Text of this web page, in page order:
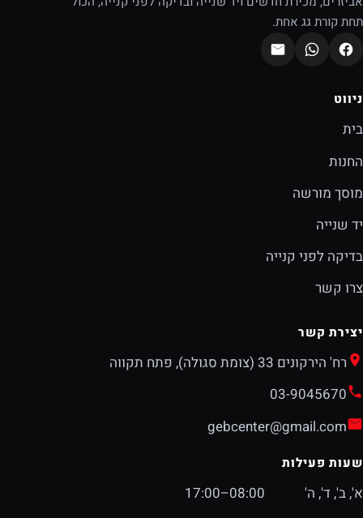
תחת קורת גג אחת.
ניווט
בית
החנות
מוסך מורשה
יד שנייה
בדיקה לפני קנייה
צרו קשר
יצירת קשר
רח' הירקונים 33 (צומת סגולה), פתח תקווה
03-9045670
gebcenter@gmail.com
שעות פעילות
א', ב', ד', ה'
08:00–17:00